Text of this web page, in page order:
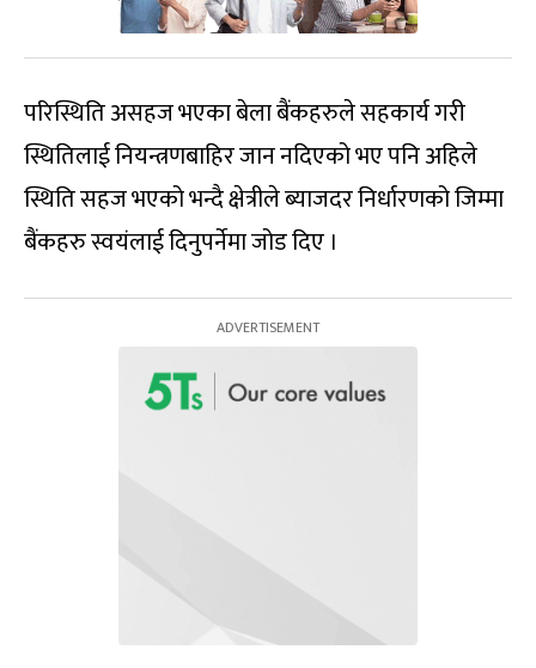
परिस्थिति असहज भएका बेला बैंकहरुले सहकार्य गरी
स्थितिलाई नियन्त्रणबाहिर जान नदिएको भए पनि अहिले
स्थिति सहज भएको भन्दै क्षेत्रीले ब्याजदर निर्धारणको जिम्मा
बैंकहरु स्वयंलाई दिनुपर्नेमा जोड दिए ।